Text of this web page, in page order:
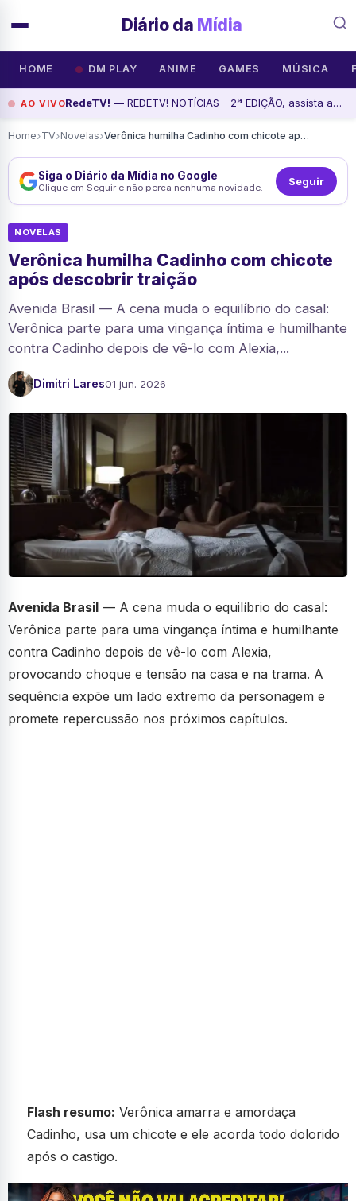
Diário da Mídia
HOME DM PLAY ANIME GAMES MÚSICA
AO VIVORedeTV! — REDETV! NOTÍCIAS - 2ª EDIÇÃO, assista agora
Home›TV›Novelas› Verônica humilha Cadinho com chicote após descobrir traição
Siga o Diário da Mídia no Google
Clique em Seguir e não perca nenhuma novidade. Seguir
NOVELAS
Verônica humilha Cadinho com chicote
após descobrir traição
Avenida Brasil — A cena muda o equilíbrio do casal:
Verônica parte para uma vingança íntima e humilhante
contra Cadinho depois de vê-lo com Alexia,...
Dimitri Lares01 jun. 2026
Avenida Brasil — A cena muda o equilíbrio do casal:
Verônica parte para uma vingança íntima e humilhante
contra Cadinho depois de vê-lo com Alexia,
provocando choque e tensão na casa e na trama. A
sequência expõe um lado extremo da personagem e
promete repercussão nos próximos capítulos.
Flash resumo: Verônica amarra e amordaça
Cadinho, usa um chicote e ele acorda todo dolorido
após o castigo.